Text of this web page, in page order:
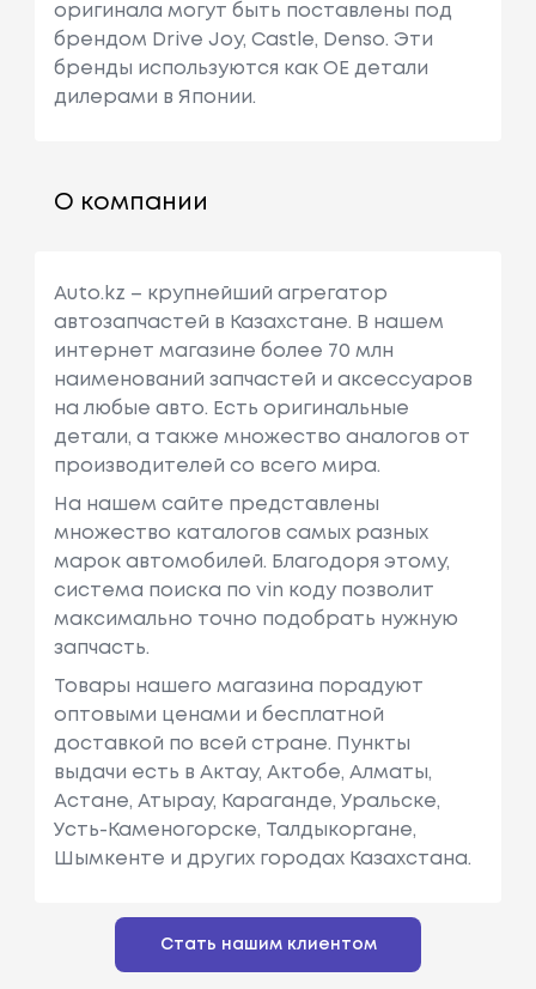
оригинала могут быть поставлены под
брендом Drive Joy, Castle, Denso. Эти
бренды используются как ОЕ детали
дилерами в Японии.
О компании
Auto.kz – крупнейший агрегатор
автозапчастей в Казахстане. В нашем
интернет магазине более 70 млн
наименований запчастей и аксессуаров
на любые авто. Есть оригинальные
детали, а также множество аналогов от
производителей со всего мира.
На нашем сайте представлены
множество каталогов самых разных
марок автомобилей. Благодоря этому,
система поиска по vin коду позволит
максимально точно подобрать нужную
запчасть.
Товары нашего магазина порадуют
оптовыми ценами и бесплатной
доставкой по всей стране. Пункты
выдачи есть в Актау, Актобе, Алматы,
Астане, Атырау, Караганде, Уральске,
Усть-Каменогорске, Талдыкоргане,
Шымкенте и других городах Казахстана.
Стать нашим клиентом